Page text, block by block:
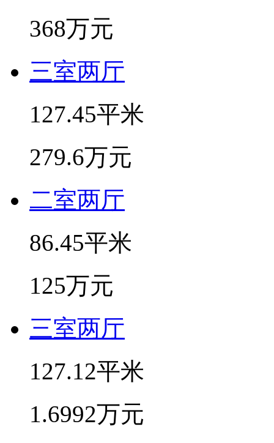
368万元
三室两厅
127.45平米
279.6万元
二室两厅
86.45平米
125万元
三室两厅
127.12平米
1.6992万元